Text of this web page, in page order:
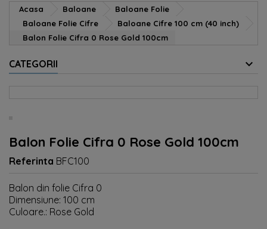
Acasa Baloane
Baloane Folie
Baloane Folie Cifre
Baloane Cifre 100 cm (40 inch)
Balon Folie Cifra 0 Rose Gold 100cm
CATEGORII
Balon Folie Cifra 0 Rose Gold 100cm
Referinta BFC100
Balon din folie Cifra 0
Dimensiune: 100 cm
Culoare.: Rose Gold